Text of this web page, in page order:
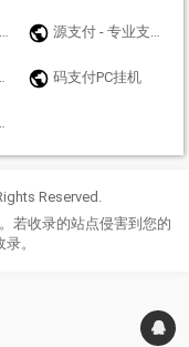
源支付 - 专业支付技术服务商 - 支付接口、三方支付接口、四方支付接口！
码支付PC挂机
Reserved.
若收录的站点侵害到您的
。